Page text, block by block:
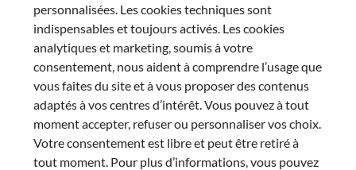
Rencontres territoriales
Le CESER, lors de cette mandature, a souhaité aller à la
rencontre de ses partenaires sur tout le territoire
régional, composé de 12 d&eacut...
Voir
personnalisées. Les cookies techniques sont
indispensables et toujours activés. Les cookies
analytiques et marketing, soumis à votre
consentement, nous aident à comprendre l’usage que
vous faites du site et à vous proposer des contenus
adaptés à vos centres d’intérêt. Vous pouvez à tout
moment accepter, refuser ou personnaliser vos choix.
Votre consentement est libre et peut être retiré à
tout moment. Pour plus d’informations, vous pouvez